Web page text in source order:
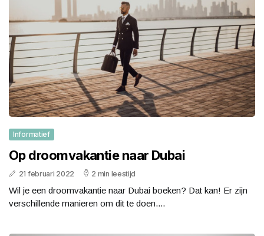
Informatief
Op droomvakantie naar Dubai
21 februari 2022 2 min leestijd
Wil je een droomvakantie naar Dubai boeken? Dat kan! Er zijn
verschillende manieren om dit te doen....